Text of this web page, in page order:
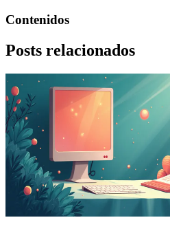
Contenidos
Posts relacionados